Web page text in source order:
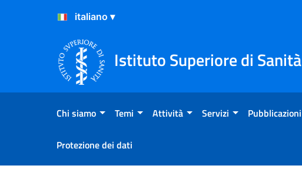
Salta al Contenuto
Salta al Footer
Istituto Superiore di Sanità
Chi siamo Temi Attività Servizi Pubblicazioni
Protezione dei dati